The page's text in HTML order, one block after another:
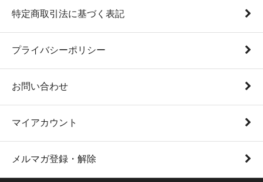
特定商取引法に基づく表記
プライバシーポリシー
お問い合わせ
マイアカウント
メルマガ登録・解除